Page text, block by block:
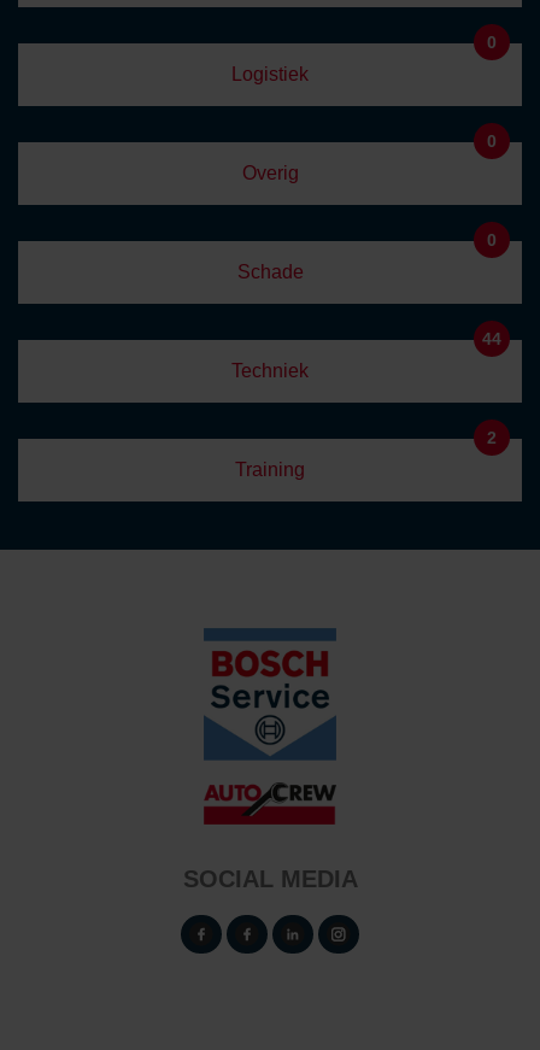
Logistiek
0
Overig
0
Schade
0
Techniek
44
Training
2
SOCIAL MEDIA